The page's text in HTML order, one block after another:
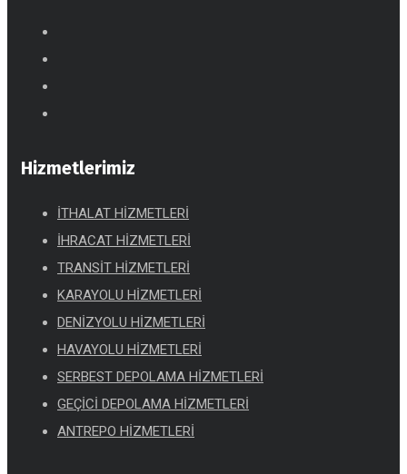
Hizmetlerimiz
İTHALAT HİZMETLERİ
İHRACAT HİZMETLERİ
TRANSİT HİZMETLERİ
KARAYOLU HİZMETLERİ
DENİZYOLU HİZMETLERİ
HAVAYOLU HİZMETLERİ
SERBEST DEPOLAMA HİZMETLERİ
GEÇİCİ DEPOLAMA HİZMETLERİ
ANTREPO HİZMETLERİ